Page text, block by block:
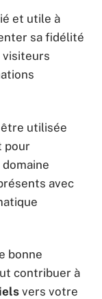
et utile à
sa fidélité
visiteurs
utilisée
pour
avec
bonne
contribuer à
vers votre